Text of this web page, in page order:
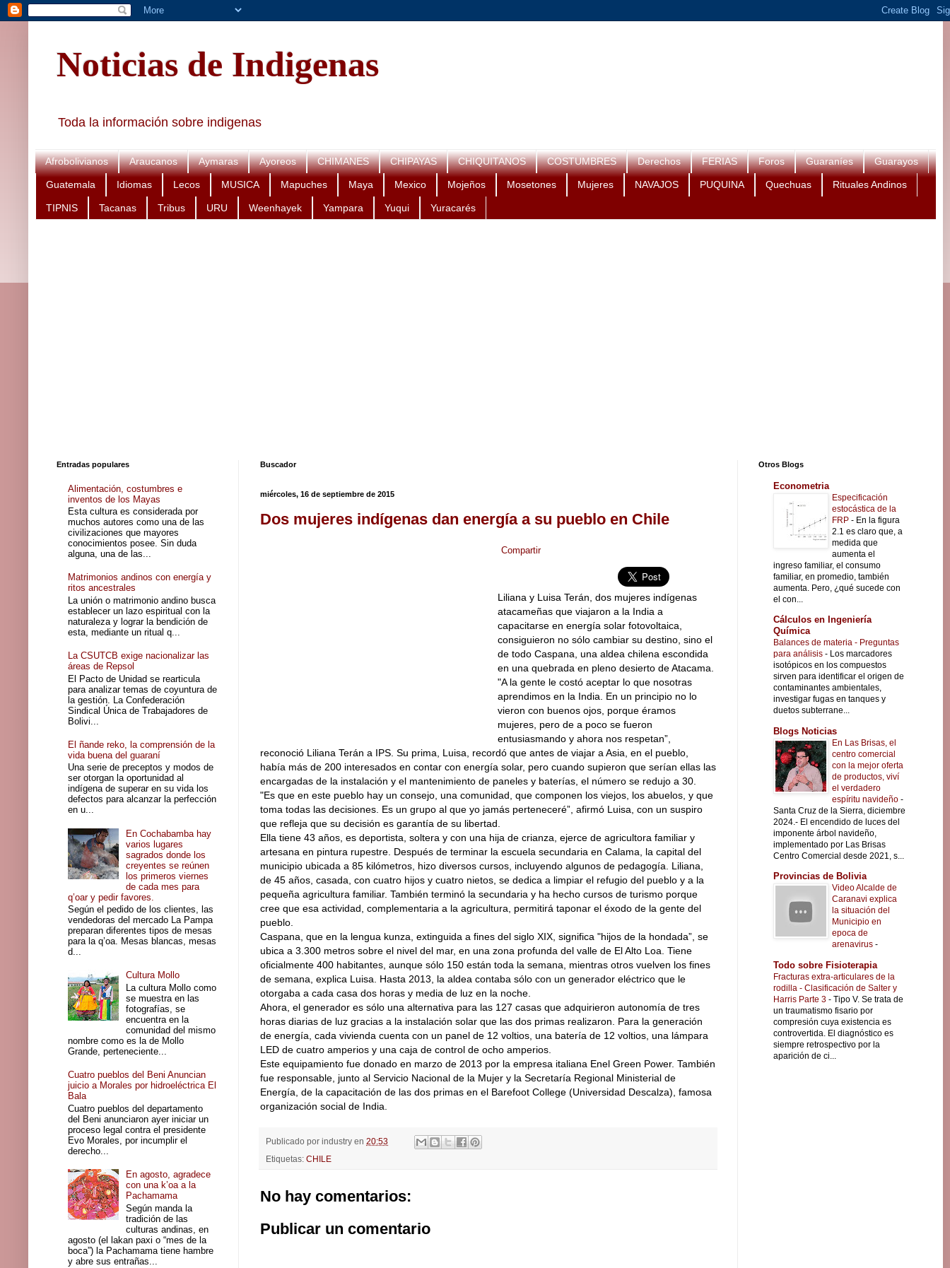
Noticias de Indigenas
Toda la información sobre indigenas
Afrobolivianos Araucanos Aymaras Ayoreos CHIMANES CHIPAYAS CHIQUITANOS COSTUMBRES Derechos FERIAS Foros Guaraníes Guarayos
Guatemala Idiomas Lecos MUSICA Mapuches Maya Mexico Mojeños Mosetones Mujeres NAVAJOS PUQUINA Quechuas Rituales Andinos
TIPNIS Tacanas Tribus URU Weenhayek Yampara Yuqui Yuracarés
Buscador
miércoles, 16 de septiembre de 2015
Dos mujeres indígenas dan energía a su pueblo en Chile
Compartir
Liliana y Luisa Terán, dos mujeres indígenas
atacameñas que viajaron a la India a
capacitarse en energía solar fotovoltaica,
consiguieron no sólo cambiar su destino, sino el
de todo Caspana, una aldea chilena escondida
en una quebrada en pleno desierto de Atacama.
"A la gente le costó aceptar lo que nosotras
aprendimos en la India. En un principio no lo
vieron con buenos ojos, porque éramos
mujeres, pero de a poco se fueron
entusiasmando y ahora nos respetan”,
reconoció Liliana Terán a IPS. Su prima, Luisa, recordó que antes de viajar a Asia, en el pueblo,
había más de 200 interesados en contar con energía solar, pero cuando supieron que serían ellas las
encargadas de la instalación y el mantenimiento de paneles y baterías, el número se redujo a 30.
"Es que en este pueblo hay un consejo, una comunidad, que componen los viejos, los abuelos, y que
toma todas las decisiones. Es un grupo al que yo jamás perteneceré”, afirmó Luisa, con un suspiro
que refleja que su decisión es garantía de su libertad.
Ella tiene 43 años, es deportista, soltera y con una hija de crianza, ejerce de agricultora familiar y
artesana en pintura rupestre. Después de terminar la escuela secundaria en Calama, la capital del
municipio ubicada a 85 kilómetros, hizo diversos cursos, incluyendo algunos de pedagogía. Liliana,
de 45 años, casada, con cuatro hijos y cuatro nietos, se dedica a limpiar el refugio del pueblo y a la
pequeña agricultura familiar. También terminó la secundaria y ha hecho cursos de turismo porque
cree que esa actividad, complementaria a la agricultura, permitirá taponar el éxodo de la gente del
pueblo.
Caspana, que en la lengua kunza, extinguida a fines del siglo XIX, significa "hijos de la hondada”, se
ubica a 3.300 metros sobre el nivel del mar, en una zona profunda del valle de El Alto Loa. Tiene
oficialmente 400 habitantes, aunque sólo 150 están toda la semana, mientras otros vuelven los fines
de semana, explica Luisa. Hasta 2013, la aldea contaba sólo con un generador eléctrico que le
otorgaba a cada casa dos horas y media de luz en la noche.
Ahora, el generador es sólo una alternativa para las 127 casas que adquirieron autonomía de tres
horas diarias de luz gracias a la instalación solar que las dos primas realizaron. Para la generación
de energía, cada vivienda cuenta con un panel de 12 voltios, una batería de 12 voltios, una lámpara
LED de cuatro amperios y una caja de control de ocho amperios.
Este equipamiento fue donado en marzo de 2013 por la empresa italiana Enel Green Power. También
fue responsable, junto al Servicio Nacional de la Mujer y la Secretaría Regional Ministerial de
Energía, de la capacitación de las dos primas en el Barefoot College (Universidad Descalza), famosa
organización social de India.
Publicado por industry en 20:53
Etiquetas: CHILE
No hay comentarios:
Publicar un comentario
Entradas populares
Alimentación, costumbres e
inventos de los Mayas
Esta cultura es considerada por
muchos autores como una de las
civilizaciones que mayores
conocimientos posee. Sin duda
alguna, una de las...
Matrimonios andinos con energía y
ritos ancestrales
La unión o matrimonio andino busca
establecer un lazo espiritual con la
naturaleza y lograr la bendición de
esta, mediante un ritual q...
La CSUTCB exige nacionalizar las
áreas de Repsol
El Pacto de Unidad se rearticula
para analizar temas de coyuntura de
la gestión. La Confederación
Sindical Única de Trabajadores de
Bolivi...
El ñande reko, la comprensión de la
vida buena del guaraní
Una serie de preceptos y modos de
ser otorgan la oportunidad al
indígena de superar en su vida los
defectos para alcanzar la perfección
en u...
En Cochabamba hay
varios lugares
sagrados donde los
creyentes se reúnen
los primeros viernes
de cada mes para
q’oar y pedir favores.
Según el pedido de los clientes, las
vendedoras del mercado La Pampa
preparan diferentes tipos de mesas
para la q’oa. Mesas blancas, mesas
d...
Cultura Mollo
La cultura Mollo como
se muestra en las
fotografías, se
encuentra en la
comunidad del mismo
nombre como es la de Mollo
Grande, perteneciente...
Cuatro pueblos del Beni Anuncian
juicio a Morales por hidroeléctrica El
Bala
Cuatro pueblos del departamento
del Beni anunciaron ayer iniciar un
proceso legal contra el presidente
Evo Morales, por incumplir el
derecho...
En agosto, agradece
con una k’oa a la
Pachamama
Según manda la
tradición de las
culturas andinas, en
agosto (el lakan paxi o “mes de la
boca”) la Pachamama tiene hambre
y abre sus entrañas...
Otros Blogs
Econometria
Especificación
estocástica de la
FRP - En la figura
2.1 es claro que, a
medida que
aumenta el
ingreso familiar, el consumo
familiar, en promedio, también
aumenta. Pero, ¿qué sucede con
el con...
Cálculos en Ingeniería
Química
Balances de materia - Preguntas
para análisis - Los marcadores
isotópicos en los compuestos
sirven para identificar el origen de
contaminantes ambientales,
investigar fugas en tanques y
duetos subterrane...
Blogs Noticias
En Las Brisas, el
centro comercial
con la mejor oferta
de productos, viví
el verdadero
espíritu navideño -
Santa Cruz de la Sierra, diciembre
2024.- El encendido de luces del
imponente árbol navideño,
implementado por Las Brisas
Centro Comercial desde 2021, s...
Provincias de Bolivia
Video Alcalde de
Caranavi explica
la situación del
Municipio en
epoca de
arenavirus -
Todo sobre Fisioterapia
Fracturas extra-articulares de la
rodilla - Clasificación de Salter y
Harris Parte 3 - Tipo V. Se trata de
un traumatismo fisario por
compresión cuya existencia es
controvertida. El diagnóstico es
siempre retrospectivo por la
aparición de ci...